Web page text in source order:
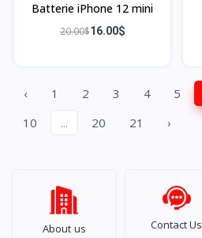
Batterie iPhone 12 mini
20.00$16.00$
‹ 1 2 3 4 5
10
... 20 21 ›
About us Contact Us